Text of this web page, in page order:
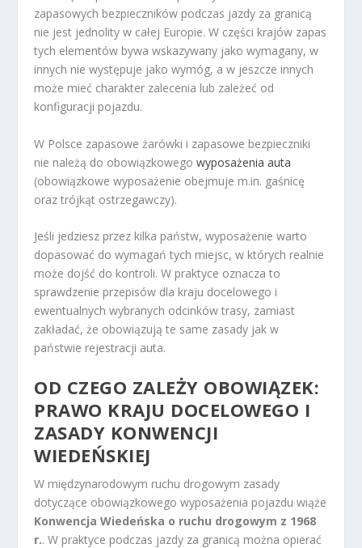
zapasowych bezpieczników podczas jazdy za granicą
nie jest jednolity w całej Europie. W części krajów zapas
tych elementów bywa wskazywany jako wymagany, w
innych nie występuje jako wymóg, a w jeszcze innych
może mieć charakter zalecenia lub zależeć od
konfiguracji pojazdu.
W Polsce zapasowe żarówki i zapasowe bezpieczniki
nie należą do obowiązkowegowyposażenia auta
(obowiązkowe wyposażenie obejmuje m.in. gaśnicę
oraz trójkąt ostrzegawczy).
Jeśli jedziesz przez kilka państw, wyposażenie warto
dopasować do wymagań tych miejsc, w których realnie
może dojść do kontroli. W praktyce oznacza to
sprawdzenie przepisów dla kraju docelowego i
ewentualnych wybranych odcinków trasy, zamiast
zakładać, że obowiązują te same zasady jak w
państwie rejestracji auta.
OD CZEGO ZALEŻY OBOWIĄZEK:
PRAWO KRAJU DOCELOWEGO I
ZASADY KONWENCJI
WIEDEŃSKIEJ
W międzynarodowym ruchu drogowym zasady
dotyczące obowiązkowego wyposażenia pojazdu wiąże
Konwencja Wiedeńska o ruchu drogowym z 1968
r.. W praktyce podczas jazdy za granicą można opierać